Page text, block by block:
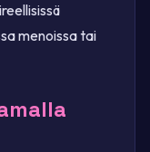
menoissa tai